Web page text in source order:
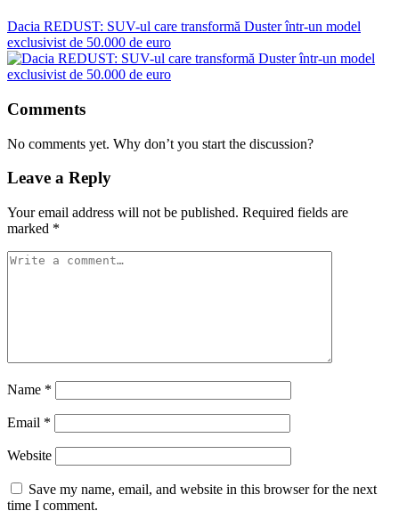
Dacia REDUST: SUV-ul care transformă Duster într-un model
exclusivist de 50.000 de euro
Comments
No comments yet. Why don’t you start the discussion?
Leave a Reply
Your email address will not be published. Required fields are
marked *
Name *
Email *
Website
Save my name, email, and website in this browser for the next
time I comment.